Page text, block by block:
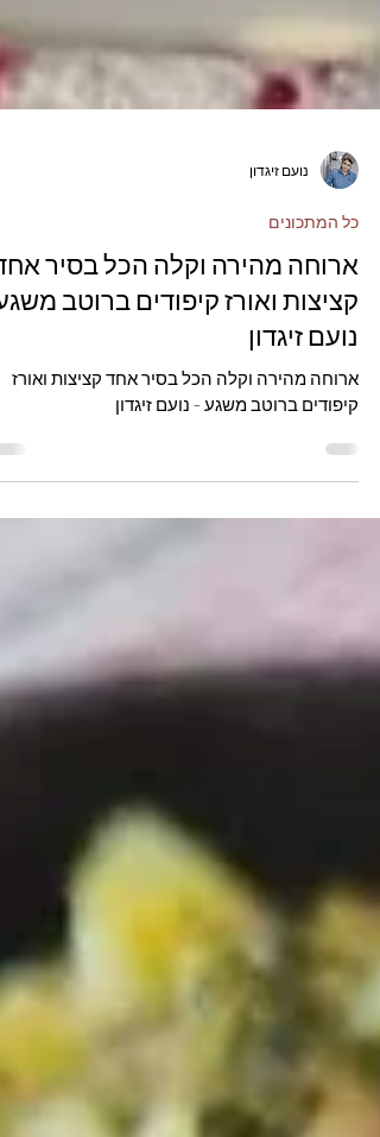
נועם זיגדון
כל המתכונים
ארוחה מהירה וקלה הכל בסיר
קציצות ואורז קיפודים ברוטב
נועם זיגדון
קיפודים ברוטב משגע - נועם זיגדון